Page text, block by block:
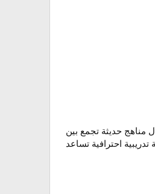
مناهج حديثة تجمع بين
احترافية تساعد